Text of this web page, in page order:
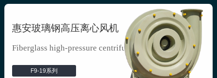
惠安玻璃钢高压离心风机
Fiberglass high-pressure centrifuga...
F9-19系列